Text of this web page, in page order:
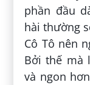
phần đầu
hài thường
Cô Tô nên
Bởi thế mà
và ngon